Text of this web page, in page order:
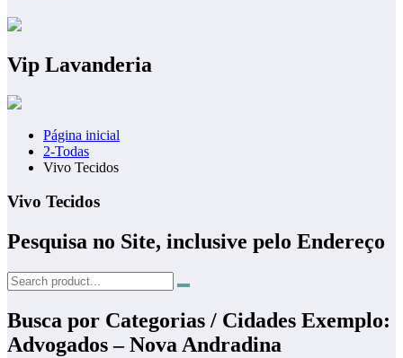
Vip Lavanderia
Página inicial
2-Todas
Vivo Tecidos
Vivo Tecidos
Pesquisa no Site, inclusive pelo Endereço
Busca por Categorias / Cidades Exemplo:
Advogados – Nova Andradina